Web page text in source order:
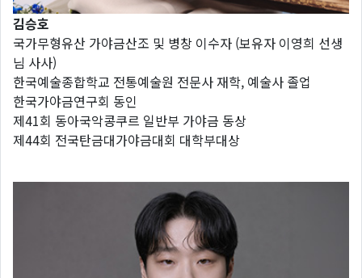
김승호
국가무형유산 가야금산조 및 병창 이수자 (보유자 이영희 선생
님 사사)
한국예술종합학교 전통예술원 전문사 재학, 예술사 졸업
한국가야금연구회 동인
제41회 동아국악콩쿠르 일반부 가야금 동상
제44회 전국탄금대가야금대회 대학부대상